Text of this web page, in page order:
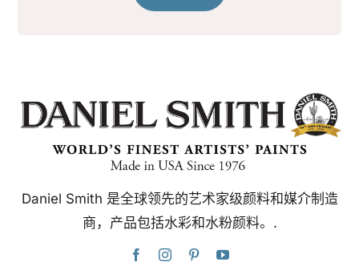
Daniel Smith 是全球领先的艺术家级颜料和媒介制造
商，产品包括水彩和水粉颜料。.